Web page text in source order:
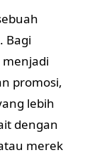
Bagi
promosi,
lebih
dengan
merek